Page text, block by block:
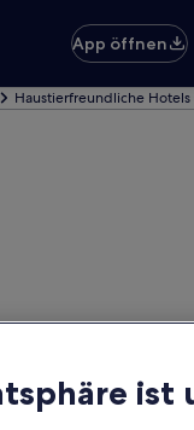
App öffnen
Haustierfreundliche
ist